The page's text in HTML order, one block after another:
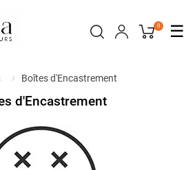
☰
0
Boîtes d'Encastrement
d'Encastrement